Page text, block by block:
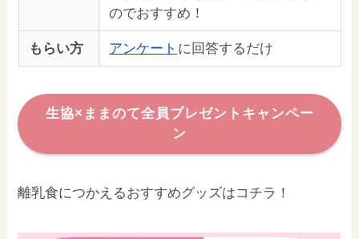
のでおすすめ！
もらい方 アンケート に回答するだけ
生協×ままのて全員プレゼントキャンペー
ン
離乳食につかえるおすすめグッズはコチラ！